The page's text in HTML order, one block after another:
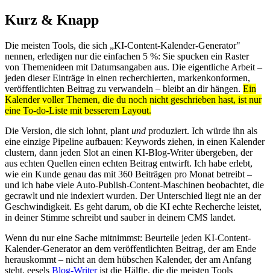
Kurz & Knapp
Die meisten Tools, die sich „KI-Content-Kalender-Generator"
nennen, erledigen nur die einfachen 5 %: Sie spucken ein Raster
von Themenideen mit Datumsangaben aus. Die eigentliche Arbeit –
jeden dieser Einträge in einen recherchierten, markenkonformen,
veröffentlichten Beitrag zu verwandeln – bleibt an dir hängen. Ein
Kalender voller Themen, die du noch nicht geschrieben hast, ist nur
eine To-do-Liste mit besserem Layout.
Die Version, die sich lohnt, plant und produziert. Ich würde ihn als
eine einzige Pipeline aufbauen: Keywords ziehen, in einen Kalender
clustern, dann jeden Slot an einen KI-Blog-Writer übergeben, der
aus echten Quellen einen echten Beitrag entwirft. Ich habe erlebt,
wie ein Kunde genau das mit 360 Beiträgen pro Monat betreibt –
und ich habe viele Auto-Publish-Content-Maschinen beobachtet, die
gecrawlt und nie indexiert wurden. Der Unterschied liegt nie an der
Geschwindigkeit. Es geht darum, ob die KI echte Recherche leistet,
in deiner Stimme schreibt und sauber in deinem CMS landet.
Wenn du nur eine Sache mitnimmst: Beurteile jeden KI-Content-
Kalender-Generator an dem veröffentlichten Beitrag, der am Ende
herauskommt – nicht an dem hübschen Kalender, der am Anfang
steht. eesels Blog-Writerist die Hälfte, die die meisten Tools